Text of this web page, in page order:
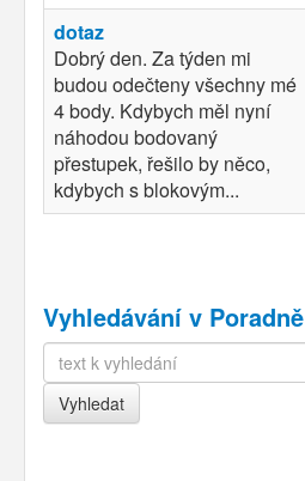
dotaz
Dobrý den. Za týden mi
budou odečteny všechny mé
4 body. Kdybych měl nyní
náhodou bodovaný
přestupek, řešilo by něco,
kdybych s blokovým...
Vyhledávání v Poradně